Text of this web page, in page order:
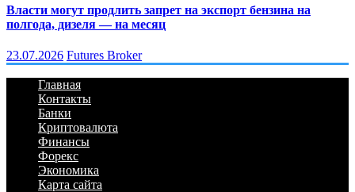
Власти могут продлить запрет на экспорт бензина на
полгода, дизеля — на месяц
23.07.2026 Futures Broker
Главная
Контакты
Банки
Криптовалюта
Финансы
Форекс
Экономика
Карта сайта